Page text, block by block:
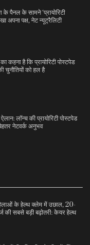
पैनल के सामने ‘प्रायोरिटी
अपना पक्ष, नेट न्यूट्रैलिटी
कहना है कि प्रायोरिटी पोस्टपेड
चुनौतियों को हल है
लॉन्च की प्रायोरिटी पोस्टपेड
नेटवर्क अनुभव
के हेल्थ क्लेम में उछाल, 20-
की सबसे बड़ी बढ़ोतरी: केयर हेल्थ